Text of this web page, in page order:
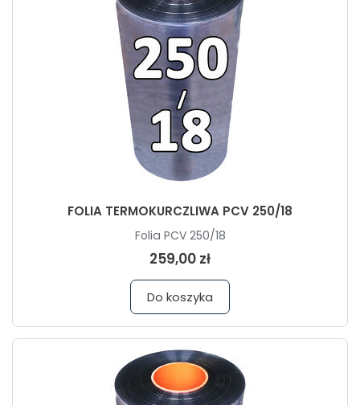
FOLIA TERMOKURCZLIWA PCV 250/18
Folia PCV 250/18
259,00 zł
Do koszyka